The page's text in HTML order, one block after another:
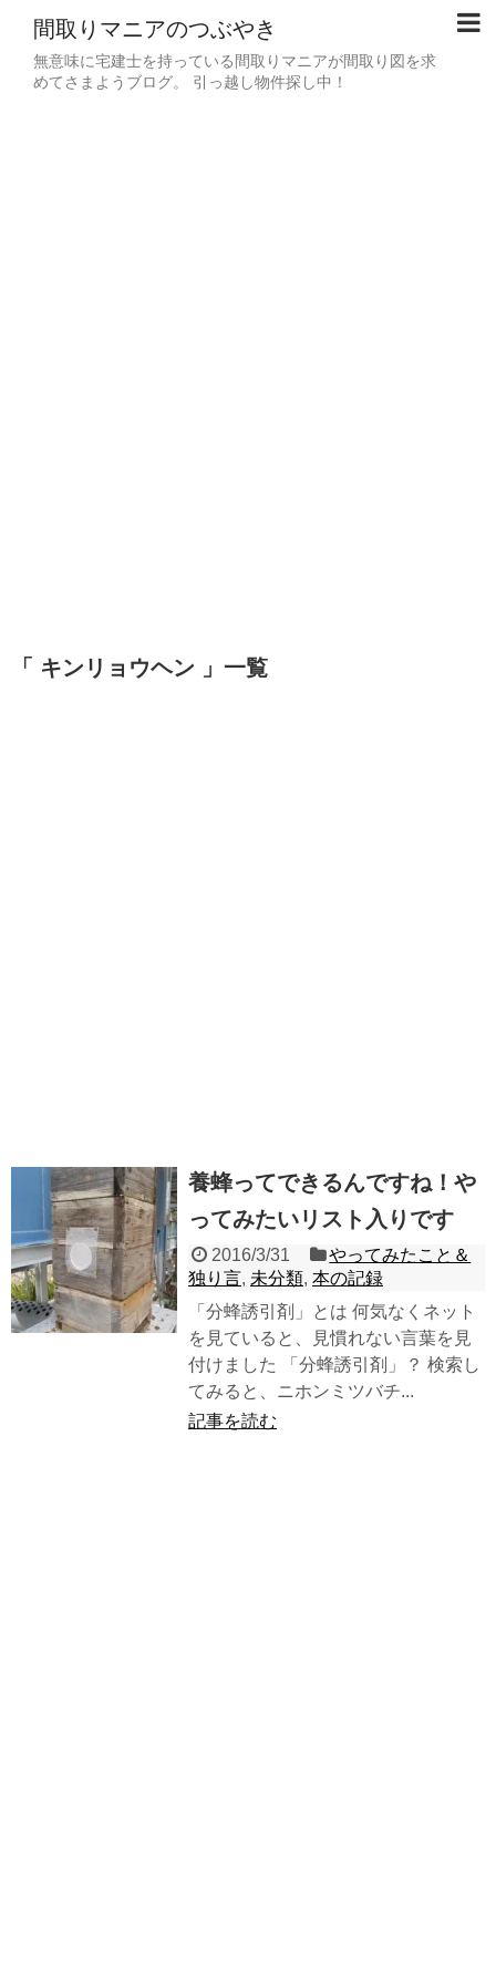
間取りマニアのつぶやき
無意味に宅建士を持っている間取りマニアが間取り図を求
めてさまようブログ。 引っ越し物件探し中！
「 キンリョウヘン 」一覧
養蜂ってできるんですね！や
ってみたいリスト入りです
2016/3/31
やってみたこと＆
独り言, 未分類, 本の記録
「分蜂誘引剤」とは 何気なくネット
を見ていると、見慣れない言葉を見
付けました 「分蜂誘引剤」？ 検索し
てみると、ニホンミツバチ...
記事を読む